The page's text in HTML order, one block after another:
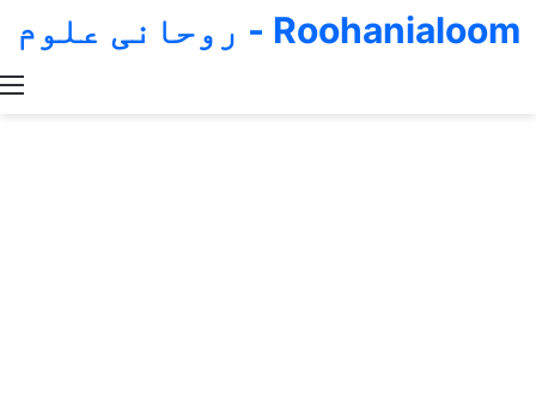
Roohanialoom - روحانی علوم